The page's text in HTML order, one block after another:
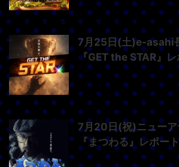
7月25日(土)e-asahi
『GET the STAR』レ
7月20日(祝)ニューア
『まつわる』レポート